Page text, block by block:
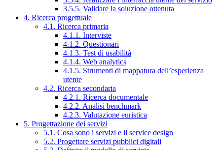
3.5.5. Validare la soluzione ottenuta
4. Ricerca progettuale
4.1. Ricerca primaria
4.1.1. Interviste
4.1.2. Questionari
4.1.3. Test di usabilità
4.1.4. Web analytics
4.1.5. Strumenti di mappatura dell’esperienza
utente
4.2. Ricerca secondaria
4.2.1. Ricerca documentale
4.2.2. Analisi benchmark
4.2.3. Valutazione euristica
5. Progettazione dei servizi
5.1. Cosa sono i servizi e il service design
5.2. Progettare servizi pubblici digitali